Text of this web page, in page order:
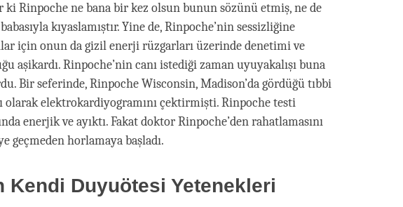
Rinpoche ne bana bir kez olsun bunun sözünü etmiş, ne de
kıyaslamıştır. Yine de, Rinpoche’nin sessizliğine
için onun da gizil enerji rüzgarları üzerinde denetimi ve
aşikardı. Rinpoche’nin canı istediği zaman uyuyakalışı buna
Bir seferinde, Rinpoche Wisconsin, Madison’da gördüğü tıbbi
olarak elektrokardiyogramını çektirmişti. Rinpoche testi
enerjik ve ayıktı. Fakat doktor Rinpoche’den rahatlamasını
geçmeden horlamaya başladı.
Kendi Duyuötesi Yetenekleri